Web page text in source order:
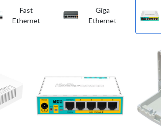
Fast
Ethernet
Giga
Ethernet